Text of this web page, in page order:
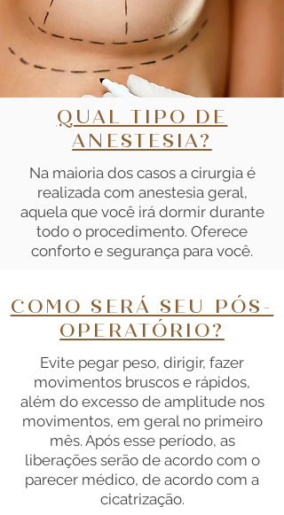
Na maioria dos casos a cirurgia é
realizada com anestesia geral,
aquela que você irá dormir durante
todo o procedimento. Oferece
conforto e segurança para você.
QUAL TIPO DE
ANESTESIA?
COMO SERÁ SEU PÓS-
OPERATÓRIO?
Evite pegar peso, dirigir, fazer
movimentos bruscos e rápidos,
além do excesso de amplitude nos
movimentos, em geral no primeiro
mês. Após esse período, as
liberações serão de acordo com o
parecer médico, de acordo com a
cicatrização.